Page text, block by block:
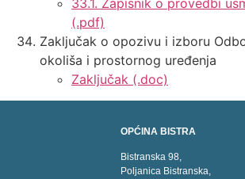
33.1. Zapisnik o provedbi
(.pdf)
Zaključak o opozivu i izboru
okoliša i prostornog uređenja
Zaključak (.doc)
OPĆINA BISTRA
Bistranska 98,
Poljanica Bistranska,